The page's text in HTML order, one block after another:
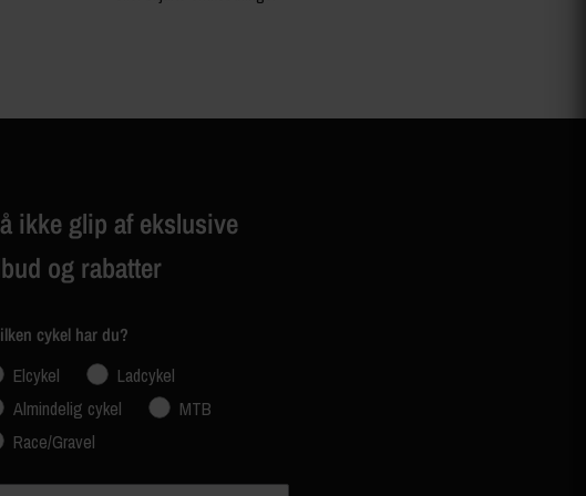
ikke glip af ekslusive
og rabatter
cykel har du?
Elcykel
Ladcykel
Almindelig cykel
MTB
Race/Gravel